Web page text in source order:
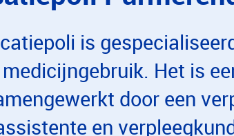
is
Het is
door een
en